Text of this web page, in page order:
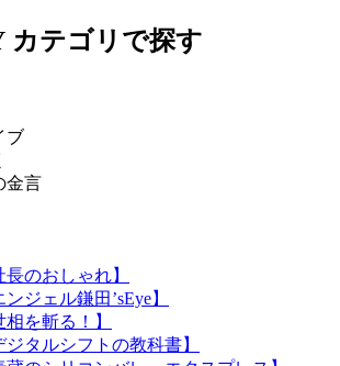
カテゴリで探す
ブ
金言
のおしゃれ】
ジェル鎌田’sEye】
を斬る！】
タルシフトの教科書】